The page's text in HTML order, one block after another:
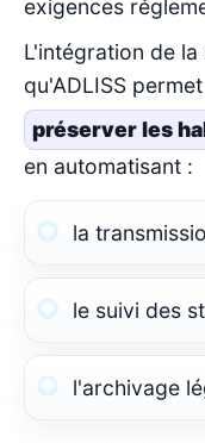
exigences
L'intégration de la
qu'ADLISS
préserver les
en automatisant :
la
le suivi des
l'archivage